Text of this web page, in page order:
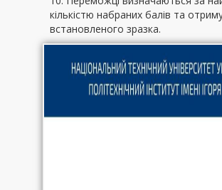
кількістю набраних балів та
встановленого зразка.